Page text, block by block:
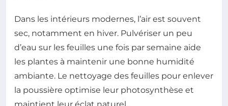
Dans les intérieurs modernes, l’air est souvent
sec, notamment en hiver. Pulvériser un peu
d’eau sur les feuilles une fois par semaine aide
les plantes à maintenir une bonne humidité
ambiante. Le nettoyage des feuilles pour enlever
la poussière optimise leur photosynthèse et